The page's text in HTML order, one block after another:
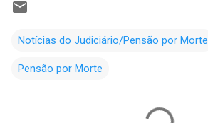
Notícias do Judiciário/Pensão por Morte
Pensão por Morte